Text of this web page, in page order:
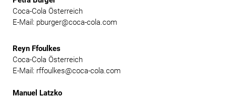
Coca-Cola Österreich
E-Mail: pburger@coca-cola.com
Reyn Ffoulkes
Coca-Cola Österreich
E-Mail: rffoulkes@coca-cola.com
Manuel Latzko